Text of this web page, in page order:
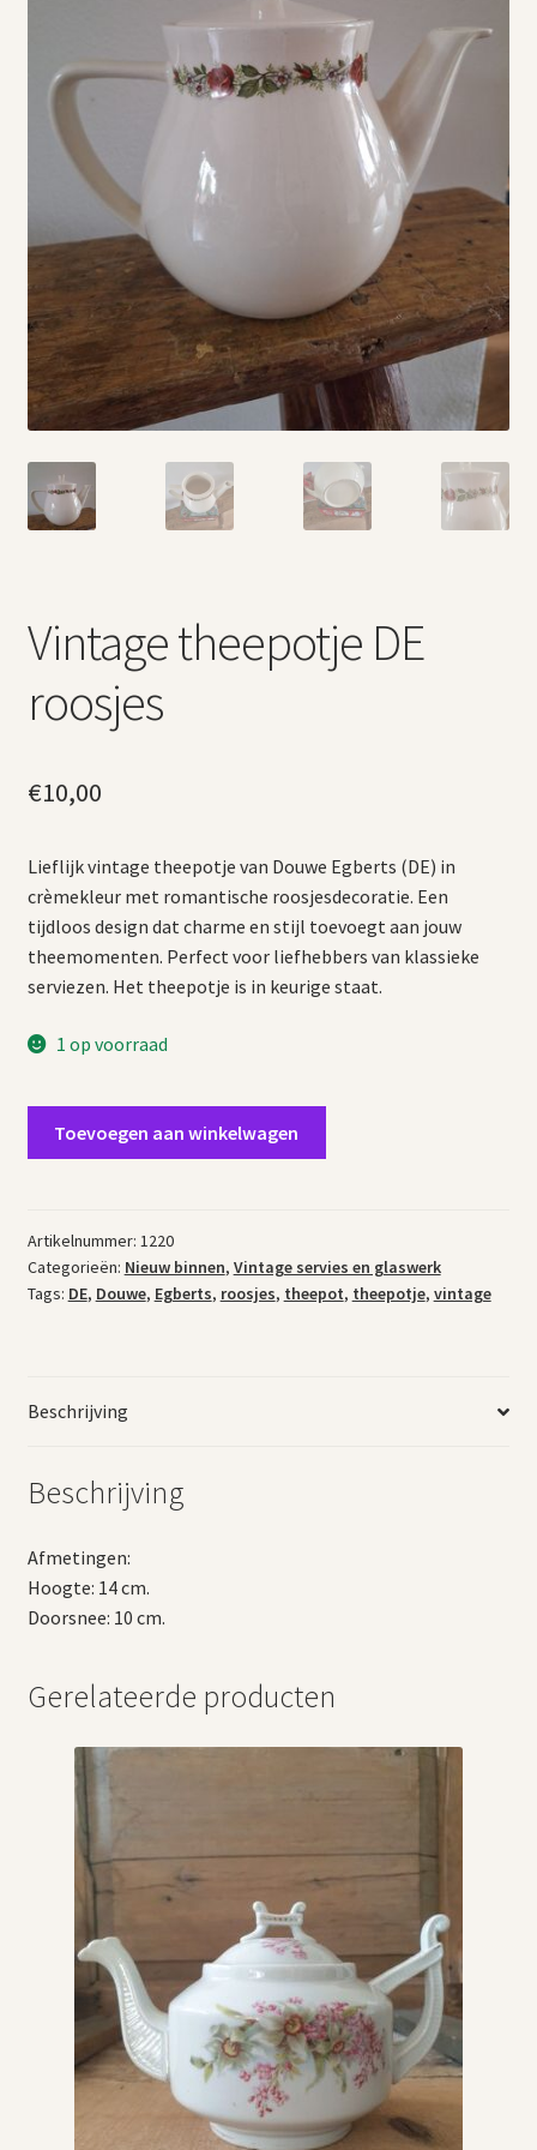
Vintage boeken en strips
Vintage theepotje DE
roosjes
€10,00
Lieflijk vintage theepotje van Douwe Egberts (DE) in
crèmekleur met romantische roosjesdecoratie. Een
tijdloos design dat charme en stijl toevoegt aan jouw
theemomenten. Perfect voor liefhebbers van klassieke
serviezen. Het theepotje is in keurige staat.
1 op voorraad
aantal
Toevoegen aan winkelwagen
Artikelnummer: 1220
Categorieën: Nieuw binnen, Vintage servies en glaswerk
Tags: DE, Douwe, Egberts, roosjes, theepot, theepotje, vintage
Beschrijving
Beschrijving
Afmetingen:
Hoogte: 14 cm.
Doorsnee: 10 cm.
Gerelateerde producten